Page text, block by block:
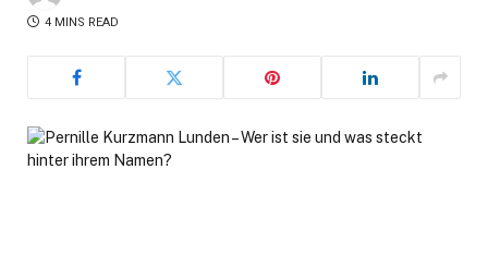
4 MINS READ